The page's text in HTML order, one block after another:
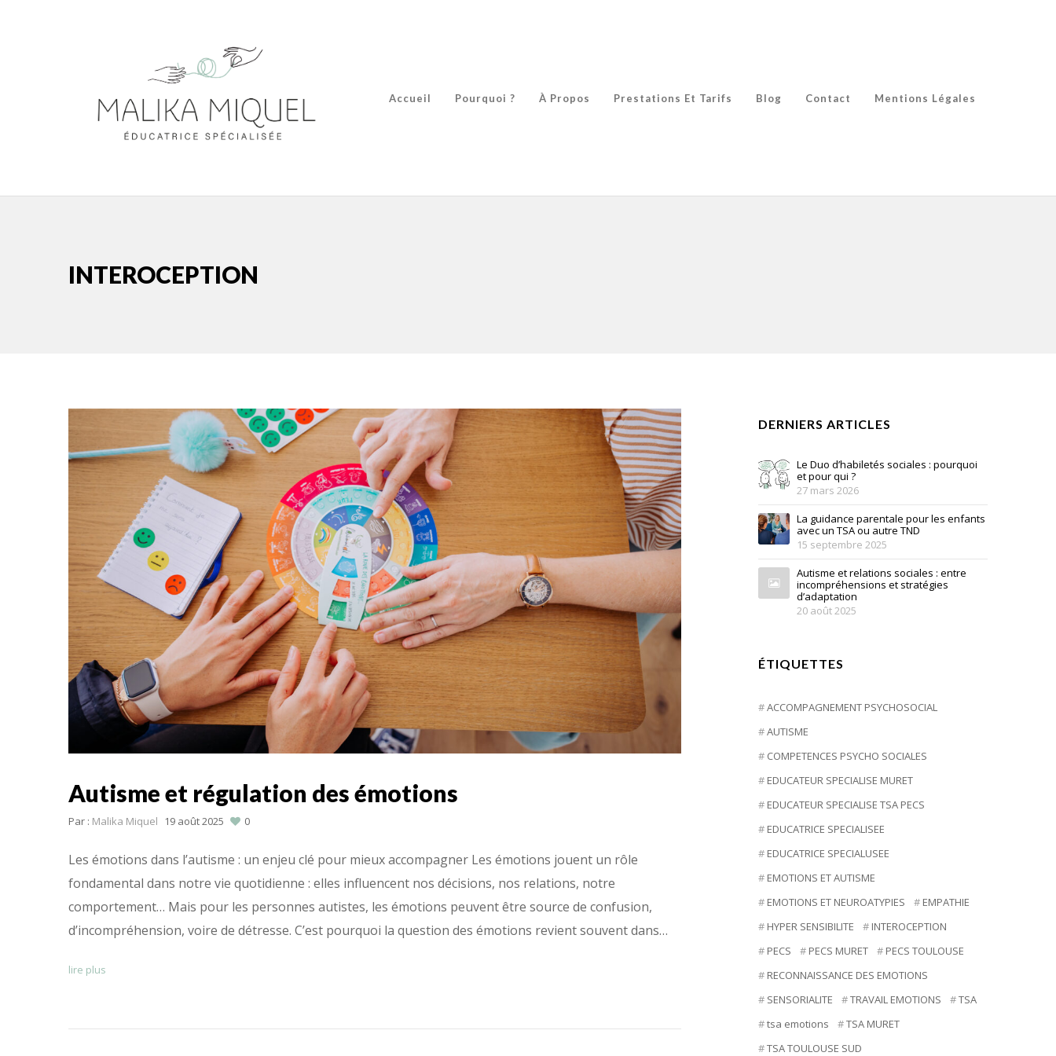
Accueil Pourquoi ? À Propos Prestations Et Tarifs Blog Contact Mentions Légales
INTEROCEPTION
Autisme et régulation des émotions
Par : Malika Miquel 19 août 2025 0
Les émotions dans l’autisme : un enjeu clé pour mieux accompagner Les émotions jouent un rôle
fondamental dans notre vie quotidienne : elles influencent nos décisions, nos relations, notre
comportement… Mais pour les personnes autistes, les émotions peuvent être source de confusion,
d’incompréhension, voire de détresse. C’est pourquoi la question des émotions revient souvent dans…
lire plus
DERNIERS ARTICLES
Le Duo d’habiletés sociales : pourquoi
et pour qui ?
27 mars 2026
La guidance parentale pour les enfants
avec un TSA ou autre TND
15 septembre 2025
Autisme et relations sociales : entre
incompréhensions et stratégies
d’adaptation
20 août 2025
ÉTIQUETTES
ACCOMPAGNEMENT PSYCHOSOCIAL
AUTISME
COMPETENCES PSYCHO SOCIALES
EDUCATEUR SPECIALISE MURET
EDUCATEUR SPECIALISE TSA PECS
EDUCATRICE SPECIALISEE
EDUCATRICE SPECIALUSEE
EMOTIONS ET AUTISME
EMOTIONS ET NEUROATYPIES
EMPATHIE
HYPER SENSIBILITE
INTEROCEPTION
PECS
PECS MURET
PECS TOULOUSE
RECONNAISSANCE DES EMOTIONS
SENSORIALITE
TRAVAIL EMOTIONS
TSA
tsa emotions
TSA MURET
TSA TOULOUSE SUD